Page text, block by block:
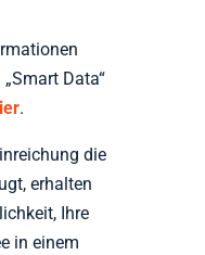
Data“
.
die
erhalten
Ihre
in einem